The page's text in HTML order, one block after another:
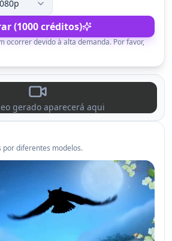
(1000 créditos)
ocorrer devido à alta demanda. Por favor,
gerado aparecerá aqui
por diferentes modelos.